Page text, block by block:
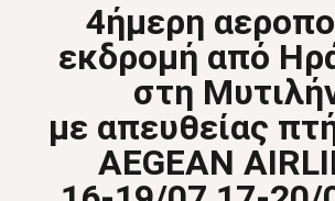
Απευθείας απο Ηράκλειο
4ήμερη
εκδρομή από
στη
με απευθείας
AEGEAN